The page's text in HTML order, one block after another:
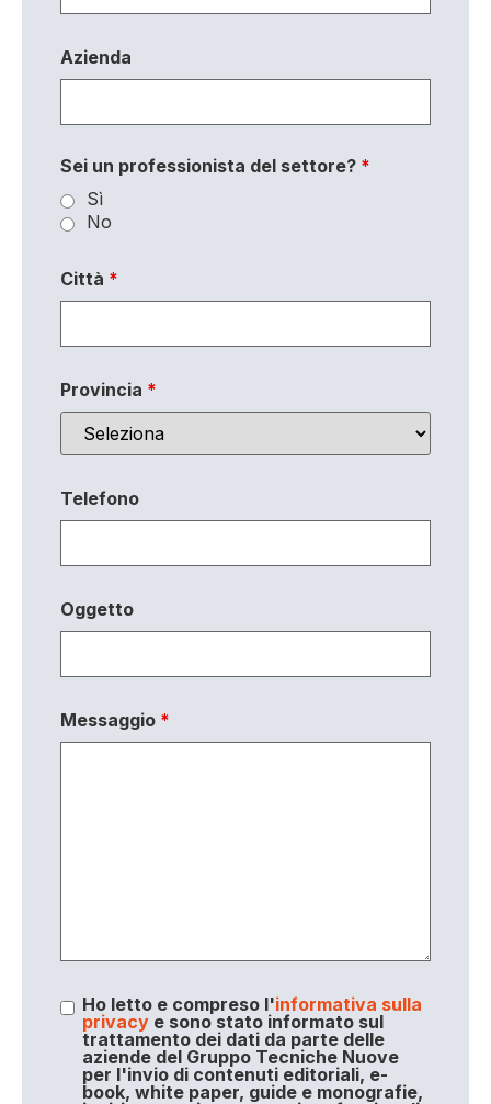
Azienda
Sei un professionista del settore? *
Sì
No
Città *
Provincia *
Telefono
Oggetto
Messaggio *
Ho letto e compreso l'informativa sulla
privacye sono stato informato sul
trattamento dei dati da parte delle
aziende del Gruppo Tecniche Nuove
per l'invio di contenuti editoriali, e-
book, white paper, guide e monografie,